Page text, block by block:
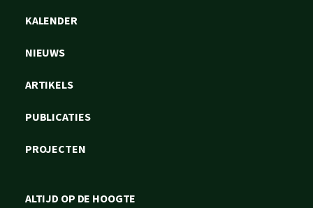
KALENDER
NIEUWS
ARTIKELS
PUBLICATIES
PROJECTEN
ALTIJD OP DE HOOGTE